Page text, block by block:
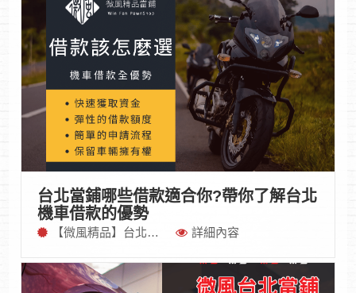
台北當鋪哪些借款適合你?帶你了解台北
機車借款的優勢
【微風精品】台北最專業汽機車借款 詳細內容